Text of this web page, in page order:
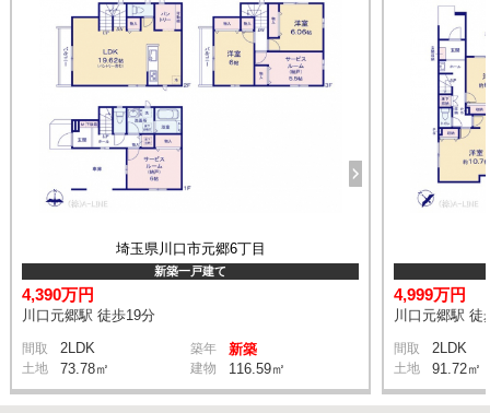
埼玉県川口市元郷6丁目
新築一戸建て
4,390万円
川口元郷駅 徒歩19分
間取 2LDK 築年 新築
土地 73.78㎡ 建物 116.59㎡
4,999万円
川口元郷駅 徒
間取 2LDK
土地 91.72㎡